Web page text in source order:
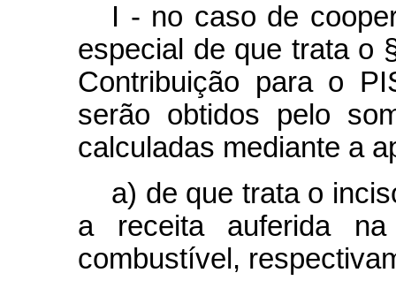
I - no caso de
especial de que trata o
Contribuição para o
serão obtidos pelo
calculadas mediante a
a) de que trata o
a receita auferida
combustível,